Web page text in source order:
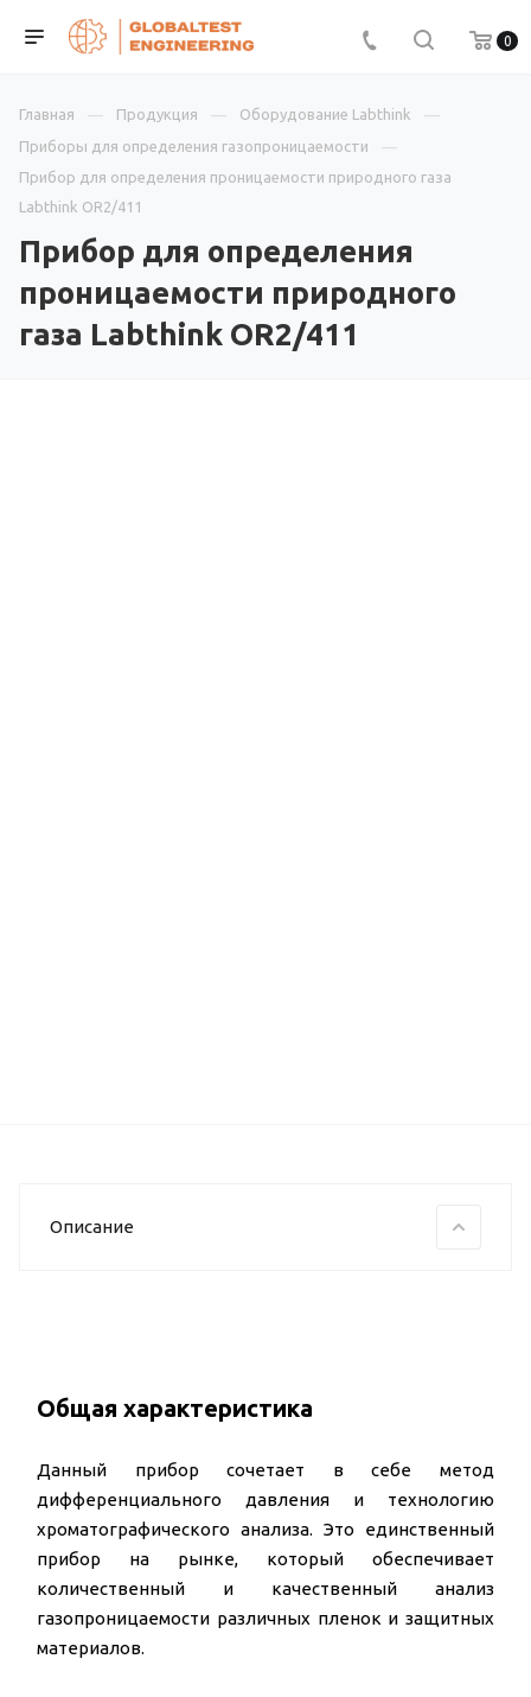
0
Главная Продукция
Оборудование Labthink
Приборы для определения газопроницаемости
Прибор для определения проницаемости природного газа
Labthink OR2/411
Прибор для определения
проницаемости природного
газа Labthink OR2/411
Описание
Общая характеристика
Данный прибор сочетает в себе метод
дифференциального давления и технологию
хроматографического анализа. Это единственный
прибор на рынке, который обеспечивает
количественный и качественный анализ
газопроницаемости различных пленок и защитных
материалов.